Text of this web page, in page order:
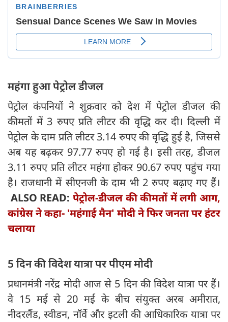
महंगा हुआ पेट्रोल डीजल
पेट्रोल कंपनियों ने शुक्रवार को देश में पेट्रोल डीजल की
कीमतों में 3 रुपए प्रति लीटर की वृद्धि कर दी। दिल्ली में
पेट्रोल के दाम प्रति लीटर 3.14 रुपए की वृद्धि हुई है, जिससे
अब यह बढ़कर 97.77 रुपए हो गई है। इसी तरह, डीजल
3.11 रुपए प्रति लीटर महंगा होकर 90.67 रुपए पहुंच गया
है। राजधानी में सीएनजी के दाम भी 2 रुपए बढ़ाए गए हैं।
ALSO READ: पेट्रोल-डीजल की कीमतों में लगी आग,
कांग्रेस ने कहा- 'महंगाई मैन' मोदी ने फिर जनता पर हंटर
चलाया
5 दिन की विदेश यात्रा पर पीएम मोदी
प्रधानमंत्री नरेंद्र मोदी आज से 5 दिन की विदेश यात्रा पर हैं।
वे 15 मई से 20 मई के बीच संयुक्त अरब अमीरात,
नीदरलैंड, स्वीडन, नॉर्वे और इटली की आधिकारिक यात्रा पर